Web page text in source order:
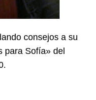
consejos a su
para Sofía» del